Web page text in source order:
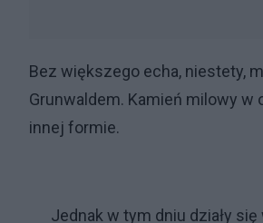
Bez większego echa, niestety,
Grunwaldem. Kamień milowy
innej formie.
Jednak w tym dniu działy się